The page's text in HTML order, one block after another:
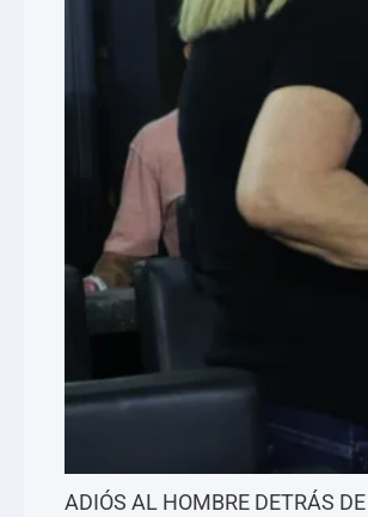
ADIÓS AL HOMBRE DETRÁS